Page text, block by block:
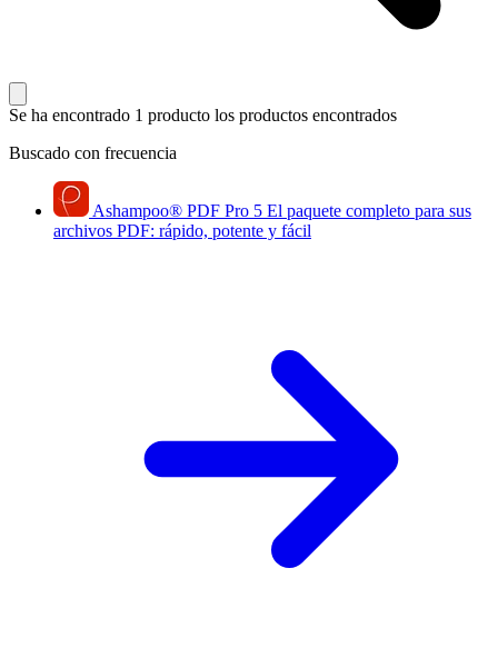
Se ha encontrado 1 producto los productos encontrados
Buscado con frecuencia
Ashampoo® PDF Pro 5 El paquete completo para sus
archivos PDF: rápido, potente y fácil